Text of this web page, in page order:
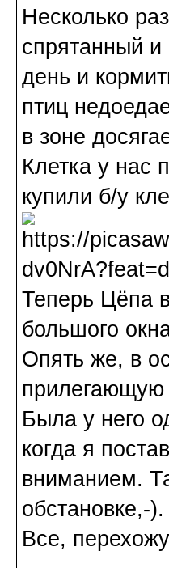
Несколько
спрятанный
день и
птиц
в зоне
Клетка у нас
купили б/у
Теперь Цёпа
большого
Опять же, в
прилегающую
Была у него
когда я
вниманием.
обстановке,-).
Все,